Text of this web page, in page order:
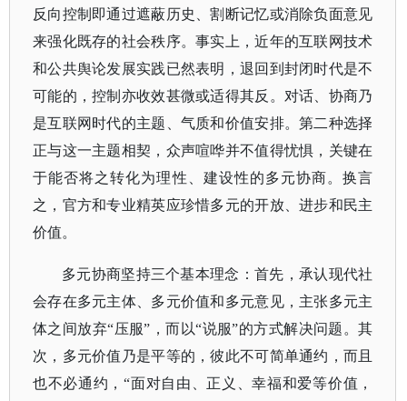
反向控制即通过遮蔽历史、割断记忆或消除负面意见
来强化既存的社会秩序。事实上，近年的互联网技术
和公共舆论发展实践已然表明，退回到封闭时代是不
可能的，控制亦收效甚微或适得其反。对话、协商乃
是互联网时代的主题、气质和价值安排。第二种选择
正与这一主题相契，众声喧哗并不值得忧惧，关键在
于能否将之转化为理性、建设性的多元协商。换言
之，官方和专业精英应珍惜多元的开放、进步和民主
价值。
多元协商坚持三个基本理念：首先，承认现代社
会存在多元主体、多元价值和多元意见，主张多元主
体之间放弃“压服”，而以“说服”的方式解决问题。其
次，多元价值乃是平等的，彼此不可简单通约，而且
也不必通约，“面对自由、正义、幸福和爱等价值，